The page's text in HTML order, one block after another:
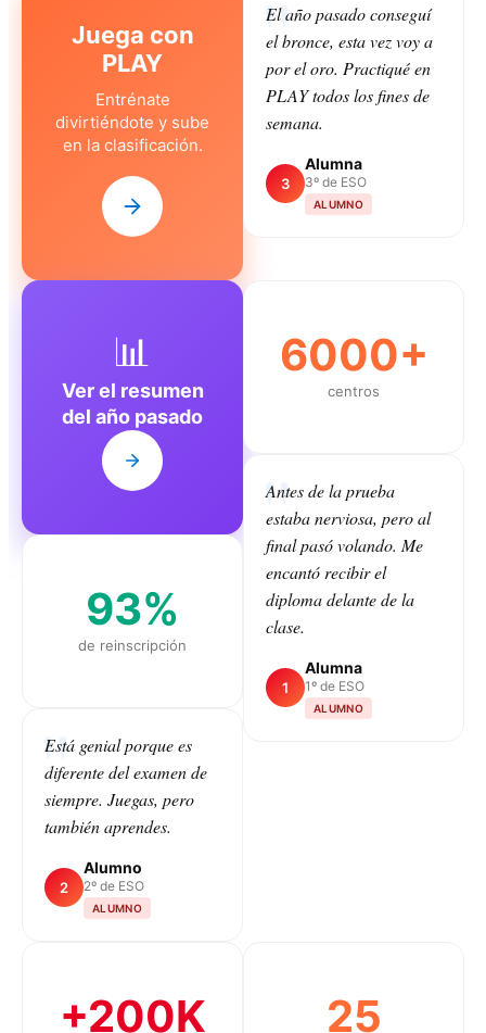
Juega con
PLAY
Entrénate
divirtiéndote y sube
en la clasificación.
El año pasado conseguí
el bronce, esta vez voy a
por el oro. Practiqué en
PLAY todos los fines de
semana.
3
Alumna
3º de ESO
ALUMNO
📊
Ver el resumen
del año pasado
93%
de reinscripción
Está genial porque es
diferente del examen de
siempre. Juegas, pero
también aprendes.
2
Alumno
2º de ESO
ALUMNO
6000+
centros
Antes de la prueba
estaba nerviosa, pero al
final pasó volando. Me
encantó recibir el
diploma delante de la
clase.
1
Alumna
1º de ESO
ALUMNO
+200K
25